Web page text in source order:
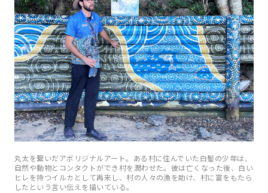
丸太を繋いだアボリジナルアート。ある村に住んでいた白髪の少年は、
自然や動物とコンタクトができ村を潤わせた。彼は亡くなった後、白い
ヒレを持つイルカとして再来し、村の人々の漁を助け、村に富をもたら
したという言い伝えを描いている。